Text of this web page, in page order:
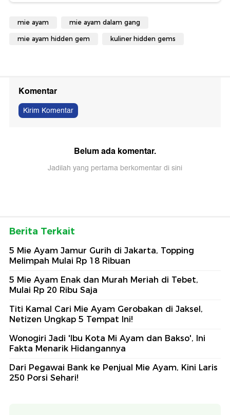
mie ayam mie ayam dalam gang
mie ayam hidden gem kuliner hidden gems
Komentar
Kirim Komentar
Belum ada komentar.
Jadilah yang pertama berkomentar di sini
Berita Terkait
5 Mie Ayam Jamur Gurih di Jakarta, Topping
Melimpah Mulai Rp 18 Ribuan
5 Mie Ayam Enak dan Murah Meriah di Tebet,
Mulai Rp 20 Ribu Saja
Titi Kamal Cari Mie Ayam Gerobakan di Jaksel,
Netizen Ungkap 5 Tempat Ini!
Wonogiri Jadi 'Ibu Kota Mi Ayam dan Bakso', Ini
Fakta Menarik Hidangannya
Dari Pegawai Bank ke Penjual Mie Ayam, Kini Laris
250 Porsi Sehari!